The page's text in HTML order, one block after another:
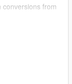
conversions from